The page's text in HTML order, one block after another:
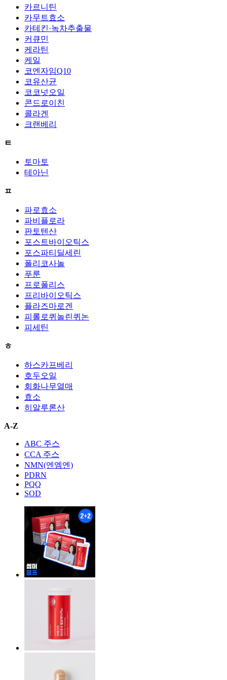
카르니틴
카무트효소
카테킨·녹차추출물
커큐민
케라틴
케일
코엔자임Q10
코유산균
코코넛오일
콘드로이친
콜라겐
크랜베리
ㅌ
토마토
테아닌
ㅍ
파로효소
파비플로라
판토텐산
포스트바이오틱스
포스파티딜세린
폴리코사놀
푸룬
프로폴리스
프리바이오틱스
플라즈마로겐
피롤로퀴놀린퀴논
피세틴
ㅎ
하스카프베리
호두오일
회화나무열매
효소
히알루론산
A-Z
ABC 주스
CCA 주스
NMN(엔엠엔)
PDRN
PQQ
SOD